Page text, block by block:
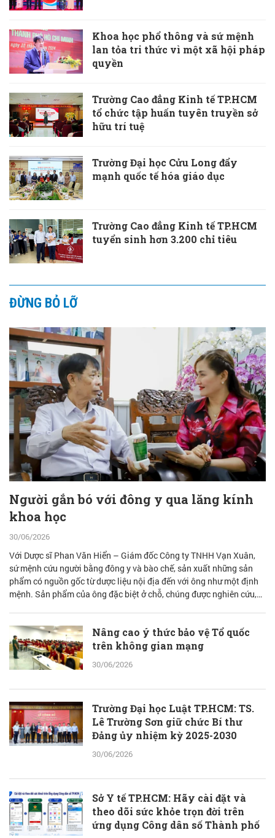
Khoa học phổ thông và sứ mệnh
lan tỏa tri thức vì một xã hội pháp
quyền
Trường Cao đẳng Kinh tế TP.HCM
tổ chức tập huấn tuyên truyền sở
hữu trí tuệ
Trường Đại học Cửu Long đẩy
mạnh quốc tế hóa giáo dục
Trường Cao đẳng Kinh tế TP.HCM
tuyển sinh hơn 3.200 chỉ tiêu
ĐỪNG BỎ LỠ
Người gắn bó với đông y qua lăng kính
khoa học
30/06/2026
Với Dược sĩ Phan Văn Hiển – Giám đốc Công ty TNHH Vạn Xuân,
sứ mệnh cứu người bằng đông y và bào chế, sản xuất những sản
phẩm có nguồn gốc từ dược liệu nội địa đến với ông như một định
mệnh. Sản phẩm của ông đặc biệt ở chỗ, chúng được nghiên cứu,
Nâng cao ý thức bảo vệ Tổ quốc
trên không gian mạng
30/06/2026
Trường Đại học Luật TP.HCM: TS.
Lê Trường Sơn giữ chức Bí thư
Đảng ủy nhiệm kỳ 2025-2030
30/06/2026
Sở Y tế TP.HCM: Hãy cài đặt và
theo dõi sức khỏe trọn đời trên
ứng dụng Công dân số Thành phố